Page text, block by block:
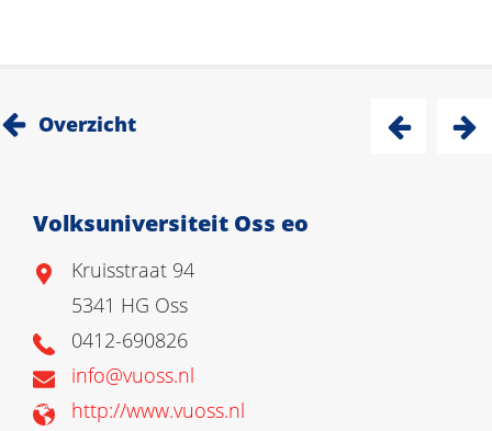
Overzicht
Volksuniversiteit Oss eo
Kruisstraat 94
5341 HG Oss
0412-690826
info@vuoss.nl
http://www.vuoss.nl